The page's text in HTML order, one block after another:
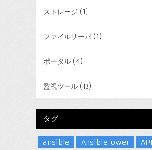
ストレージ (1)
ファイルサーバ(1)
ポータル(4)
監視ツール(13)
タグ
ansible AnsibleTower API